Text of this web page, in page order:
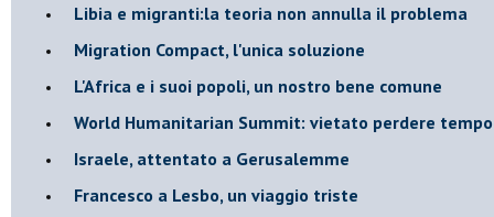
Libia e migranti:la teoria non annulla il problema
Migration Compact, l'unica soluzione
L'Africa e i suoi popoli, un nostro bene comune
World Humanitarian Summit: vietato perdere tempo
Israele, attentato a Gerusalemme
Francesco a Lesbo, un viaggio triste